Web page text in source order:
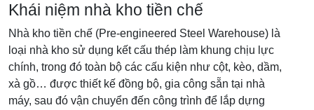
Khái niệm nhà kho tiền chế
Nhà kho tiền chế (Pre-engineered Steel Warehouse) là
loại nhà kho sử dụng kết cấu thép làm khung chịu lực
chính, trong đó toàn bộ các cấu kiện như cột, kèo, dầm,
xà gồ… được thiết kế đồng bộ, gia công sẵn tại nhà
máy, sau đó vận chuyển đến công trình để lắp dựng